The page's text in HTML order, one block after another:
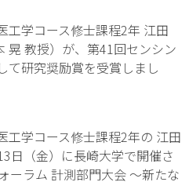
学コース修士課程2年 江田
晃 教授）が、第41回センシン
て研究奨励賞を受賞しまし
学コース修士課程2年の 江田
日（金）に長崎大学で開催さ
ーラム 計測部門大会 ～新たな